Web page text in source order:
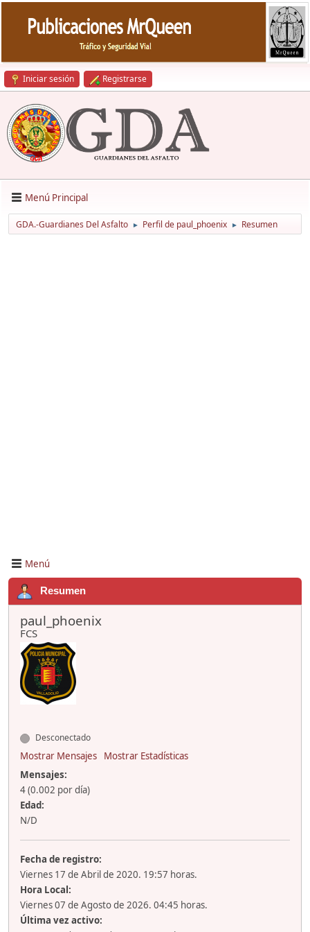
Iniciar sesión Registrarse
Menú Principal
GDA.-Guardianes Del Asfalto ► Perfil de paul_phoenix ► Resumen
Menú
Resumen
paul_phoenix
FCS
Desconectado
Mostrar Mensajes
Mostrar Estadísticas
Mensajes:
4 (0.002 por día)
Edad:
N/D
Fecha de registro:
Viernes 17 de Abril de 2020. 19:57 horas.
Hora Local:
Viernes 07 de Agosto de 2026. 04:45 horas.
Última vez activo: